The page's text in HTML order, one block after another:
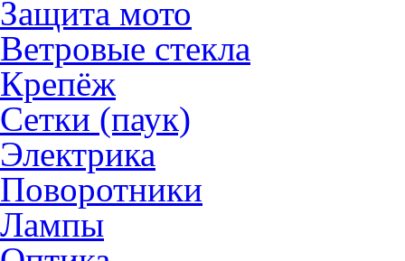
Защита мото
Ветровые стекла
Крепёж
Сетки (паук)
Электрика
Поворотники
Лампы